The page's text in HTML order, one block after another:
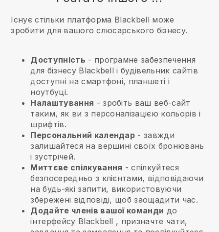
Існує стільки платформа Blackbell може
зробити для вашого слюсарського бізнесу.
Доступність - програмне забезпечення
для бізнесу Blackbell і будівельник сайтів
доступні на смартфоні, планшеті і
ноутбуці.
Налаштування - зробіть ваш веб-сайт
таким, як ви з персоналізацією кольорів і
шрифтів.
Персональний календар - завжди
залишайтеся на вершині своїх бронювань
і зустрічей.
Миттєве спілкування - спілкуйтеся
безпосередньо з клієнтами, відповідаючи
на будь-які запити, використовуючи
збережені відповіді, щоб заощадити час.
Додайте членів вашої команди до
інтерфейсу Blackbell , призначте чати,